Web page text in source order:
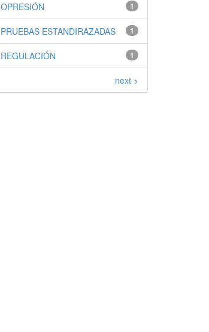
1
OPRESIÓN
1
PRUEBAS ESTANDIRAZADAS
1
REGULACIÓN
next >